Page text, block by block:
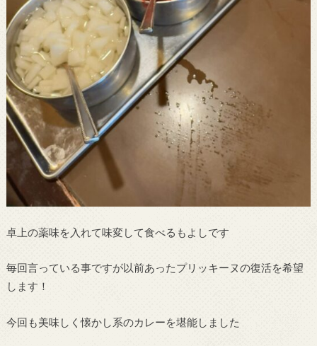
卓上の薬味を入れて味変して食べるもよしです
毎回言っている事ですが以前あったプリッキーヌの復活を希望
します！
今回も美味しく懐かし系のカレーを堪能しました